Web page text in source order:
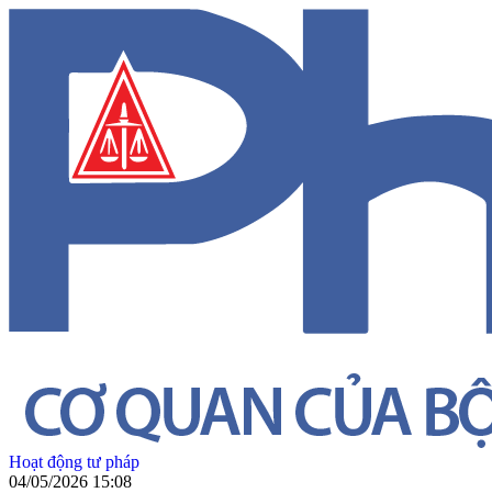
Hoạt động tư pháp
04/05/2026 15:08